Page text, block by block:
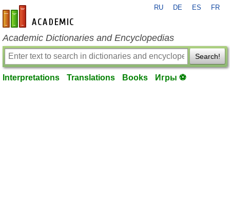
en-academic.com
RU DE ES FR
Academic Dictionaries and Encyclopedias
Search!
Interpretations Translations Books Игры ⚽